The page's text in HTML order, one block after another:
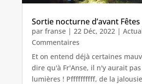
Sortie nocturne d’avant Fêtes
par franse| 22 Déc, 2022|
Commentaires
Et on entend déjà certaines
dire qu'à Fr'Anse, il n'y aurait
lumières ! Pffffffffff, de la